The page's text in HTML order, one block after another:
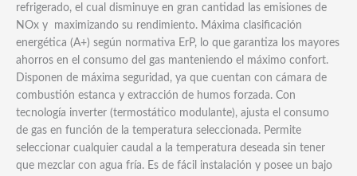
refrigerado, el cual disminuye en gran cantidad las emisiones de
NOx y maximizando su rendimiento. Máxima clasificación
energética (A+) según normativa ErP, lo que garantiza los mayores
ahorros en el consumo del gas manteniendo el máximo confort.
Disponen de máxima seguridad, ya que cuentan con cámara de
combustión estanca y extracción de humos forzada. Con
tecnología inverter (termostático modulante), ajusta el consumo
de gas en función de la temperatura seleccionada. Permite
seleccionar cualquier caudal a la temperatura deseada sin tener
que mezclar con agua fría. Es de fácil instalación y posee un bajo